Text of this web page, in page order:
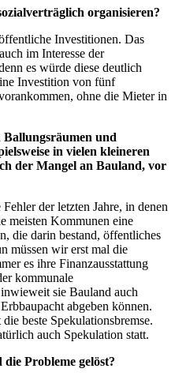
organisieren?
Investitionen. Das
im Interesse der
es würde diese deutlich
Investition von fünf
ohne die Mieter in
und
in vielen kleineren
der Mangel an Bauland, vor
der letzten Jahre, in denen
meisten Kommunen eine
die darin bestand, öffentliches
müssen wir erst mal die
es ihre Finanzausstattung
kommunale
sie Bauland auch
abgeben können.
beste Spekulationsbremse.
auch Spekulation statt.
Probleme gelöst?